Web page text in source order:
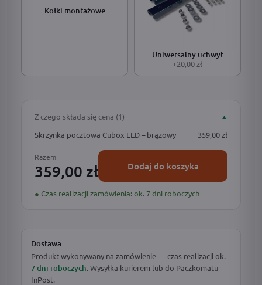
Kołki montażowe
Uniwersalny uchwyt
+20,00 zł
Z czego składa się cena (1) ▲
Skrzynka pocztowa Cubox LED – brązowy 359,00 zł
Razem
359,00 zł Dodaj do koszyka
● Czas realizacji zamówienia: ok. 7 dni roboczych
Dostawa
Produkt wykonywany na zamówienie — czas realizacji ok.
7 dni roboczych. Wysyłka kurierem lub do Paczkomatu
InPost.